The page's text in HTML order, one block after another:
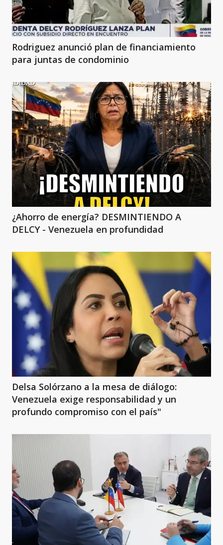
Rodriguez anunció plan de financiamiento
para juntas de condominio
¿Ahorro de energía? DESMINTIENDO A
DELCY - Venezuela en profundidad
Delsa Solórzano a la mesa de diálogo:
Venezuela exige responsabilidad y un
profundo compromiso con el país"